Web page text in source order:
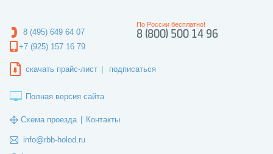
8 (495) 649 64 07
+7 (925) 157 16 79
8 (800) 500 14 96
По России бесплатно!
скачать прайс-лист подписаться
Полная версия сайта
Схема проезда Контакты
info@rbb-holod.ru